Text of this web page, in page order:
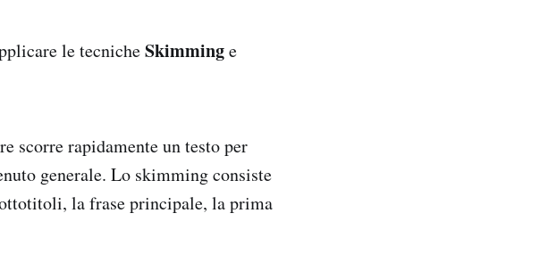
le tecnicheSkimminge
scorre rapidamente un testo per
generale. Lo skimming consiste
la frase principale, la prima